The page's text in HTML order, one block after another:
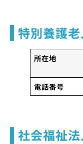
特別養護
所在地
電話番号
社会福祉